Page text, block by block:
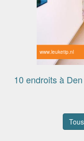
www.leuketip.nl
10 endroits à